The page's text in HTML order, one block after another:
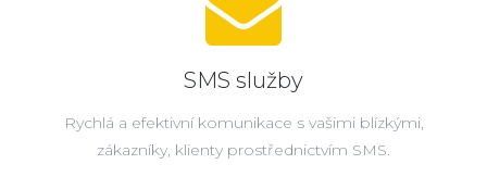
SMS služby
Rychlá a efektivní komunikace s vašimi blízkými,
zákazníky, klienty prostřednictvím SMS.